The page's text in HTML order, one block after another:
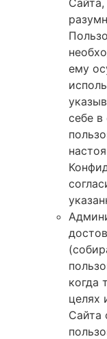
ему
себе
когда
целях
Сайта